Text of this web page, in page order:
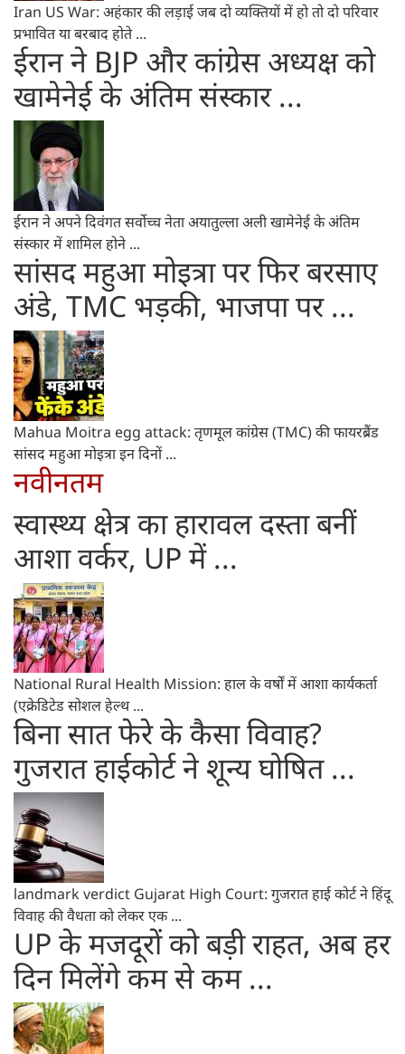
Iran US War: अहंकार की लड़ाई जब दो व्यक्तियों में हो तो दो परिवार
प्रभावित या बरबाद होते ...
ईरान ने BJP और कांग्रेस अध्यक्ष को
खामेनेई के अंतिम संस्कार ...
ईरान ने अपने दिवंगत सर्वोच्च नेता अयातुल्ला अली खामेनेई के अंतिम
संस्कार में शामिल होने ...
सांसद महुआ मोइत्रा पर फिर बरसाए
अंडे, TMC भड़की, भाजपा पर ...
Mahua Moitra egg attack: तृणमूल कांग्रेस (TMC) की फायरब्रैंड
सांसद महुआ मोइत्रा इन दिनों ...
नवीनतम
स्वास्थ्य क्षेत्र का हारावल दस्ता बनीं
आशा वर्कर, UP में ...
National Rural Health Mission: हाल के वर्षों में आशा कार्यकर्ता
(एक्रेडिटेड सोशल हेल्थ ...
बिना सात फेरे के कैसा विवाह?
गुजरात हाईकोर्ट ने शून्य घोषित ...
landmark verdict Gujarat High Court: गुजरात हाई कोर्ट ने हिंदू
विवाह की वैधता को लेकर एक ...
UP के मजदूरों को बड़ी राहत, अब हर
दिन मिलेंगे कम से कम ...